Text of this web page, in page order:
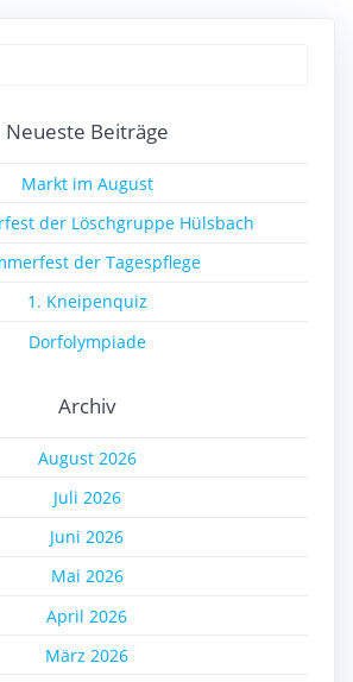
Neueste Beiträge
Markt im August
der Löschgruppe Hülsbach
der Tagespflege
1. Kneipenquiz
Dorfolympiade
Archiv
August 2026
Juli 2026
Juni 2026
Mai 2026
April 2026
März 2026